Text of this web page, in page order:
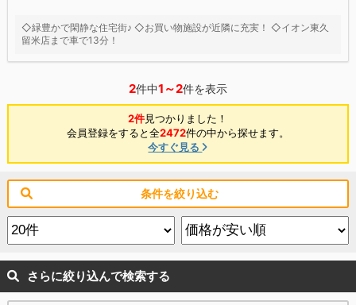
◇緑豊かで閑静な住宅街♪ ◇お買い物施設が近隣に充実！ ◇イオン東久
留米店まで車で13分！
2件中1～2件を表示
2件見つかりました！
会員登録をすると全2472件の中から探せます。
今すぐ見る
条件を絞り込む
さらに絞り込んで検索する